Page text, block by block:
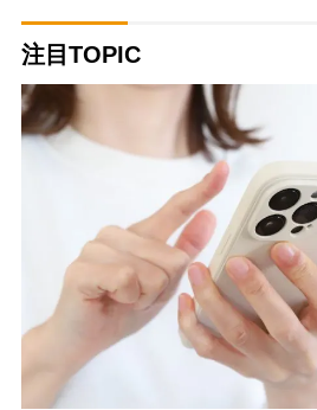
注目TOPIC